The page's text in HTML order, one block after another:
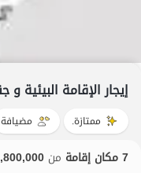
إيجار الإقامة البيئية
ممتازة. مضيافة
7 مكان إقامة من